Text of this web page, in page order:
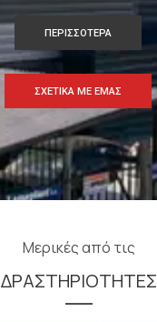
ΠΕΡΙΣΣΟΤΕΡΑ
ΣΧΕΤΙΚΑ ΜΕ ΕΜΑΣ
Μερικές από τις
ΔΡΑΣΤΗΡΙΟΤΗΤΕΣ